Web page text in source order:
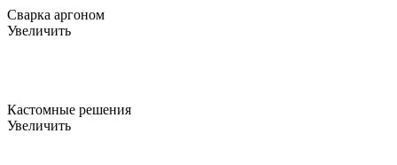
Сварка аргоном
Увеличить
Кастомные решения
Увеличить